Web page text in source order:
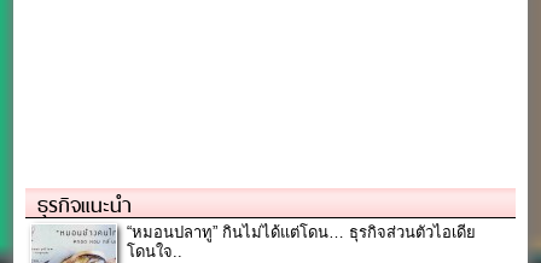
ธุรกิจแนะนำ
“หมอนปลาทู” กินไม่ได้แต่โดน… ธุรกิจส่วนตัวไอเดีย
โดนใจ..